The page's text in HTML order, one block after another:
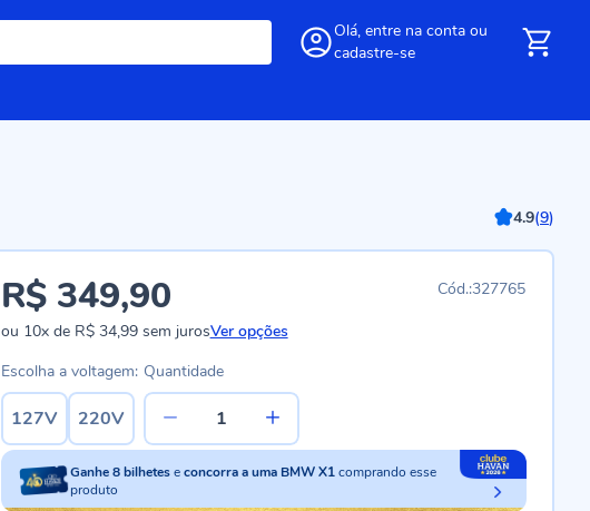
Olá, entre na conta ou
cadastre-se
4.9(9)
327765
R$ 349,90
ou 10xde R$ 34,99sem jurosVer opções
Escolha a voltagem:
127V 220V
Quantidade
Ganhe8 bilhetes econcorra a uma BMW X1comprando esse
produto